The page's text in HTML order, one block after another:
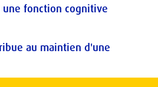
une fonction cognitive
au maintien d'une